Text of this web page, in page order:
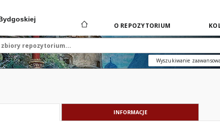
O REPOZYTORIUM
Wyszukiwanie
INFORMACJE